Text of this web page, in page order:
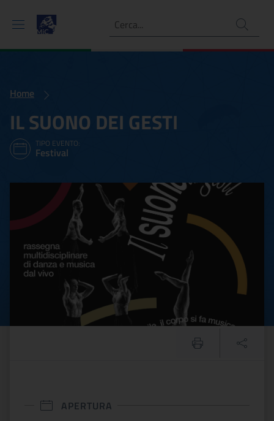
Ricerca
Home
IL SUONO DEI GESTI
TIPO EVENTO:
Festival
IL SUONO DEI GESTI
APERTURA